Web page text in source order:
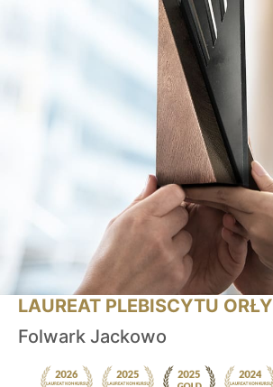
LAUREAT PLEBISCYTU ORŁY
Folwark Jackowo